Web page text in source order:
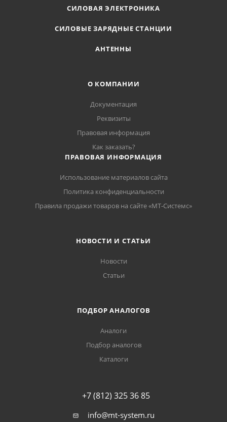
СИЛОВАЯ ЭЛЕКТРОНИКА
СИЛОВЫЕ ЗАРЯДНЫЕ СТАНЦИИ
АНТЕННЫ
О КОМПАНИИ
Документация
Реквизиты
Правовая информация
Как заказать?
ПРАВОВАЯ ИНФОРМАЦИЯ
Использование материалов сайта
Политика конфиденциальности
Правила продажи товаров на сайте «МТ-Системс»
НОВОСТИ И СТАТЬИ
Новости
Статьи
ПОДБОР АНАЛОГОВ
Аналоги
Подбор аналогов
Каталоги
+7 (812) 325 36 85
info@mt-system.ru